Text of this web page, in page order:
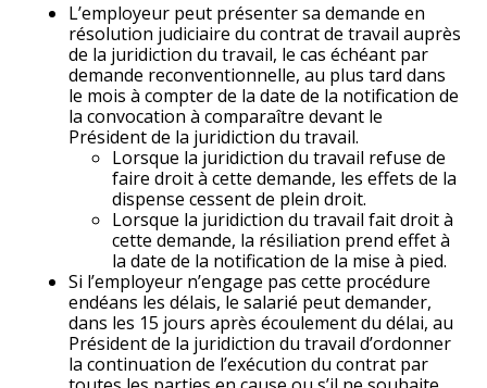
L’employeur peut présenter sa demande en
résolution judiciaire du contrat de travail auprès
de la juridiction du travail, le cas échéant par
demande reconventionnelle, au plus tard dans
le mois à compter de la date de la notification de
la convocation à comparaître devant le
Président de la juridiction du travail.
Lorsque la juridiction du travail refuse de
faire droit à cette demande, les effets de la
dispense cessent de plein droit.
Lorsque la juridiction du travail fait droit à
cette demande, la résiliation prend effet à
la date de la notification de la mise à pied.
Si l’employeur n’engage pas cette procédure
endéans les délais, le salarié peut demander,
dans les 15 jours après écoulement du délai, au
Président de la juridiction du travail d’ordonner
la continuation de l’exécution du contrat par